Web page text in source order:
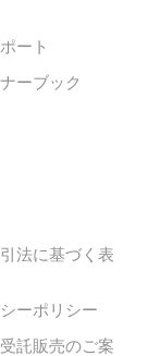
ート
ーブック
法に基づく表
ーポリシー
託販売のご案